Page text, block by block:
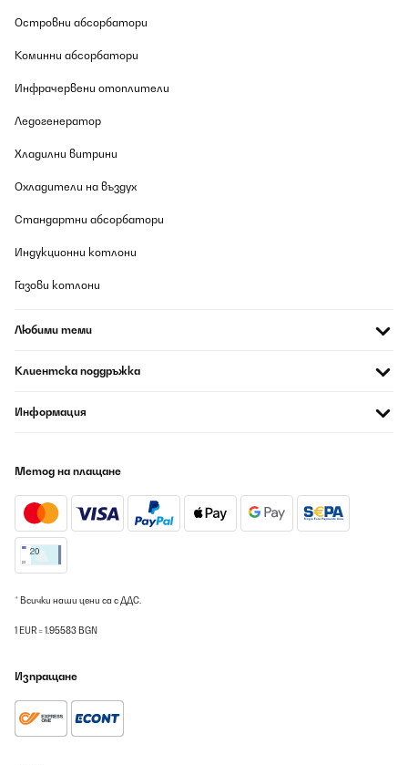
Островни абсорбатори
Коминни абсорбатори
Инфрачервени отоплители
Ледогенератор
Хладилни витрини
Охладители на въздух
Стандартни абсорбатори
Индукционни котлони
Газови котлони
Любими теми
Клиентска поддръжка
Информация
Метод на плащане
* Всички наши цени са с ДДС.
1 EUR = 1.95583 BGN
Изпращане